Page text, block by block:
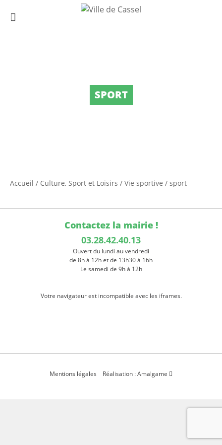
SPORT
Accueil / Culture, Sport et Loisirs / Vie sportive / sport
Contactez la mairie !
03.28.42.40.13
Ouvert du lundi au vendredi
de 8h à 12h et de 13h30 à 16h
Le samedi de 9h à 12h
Votre navigateur est incompatible avec les iframes.
Mentions légales Réalisation : Amalgame